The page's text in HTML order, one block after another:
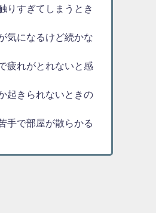
りすぎてしまうとき
気になるけど続かな
疲れがとれないと感
起きられないときの
手で部屋が散らかる